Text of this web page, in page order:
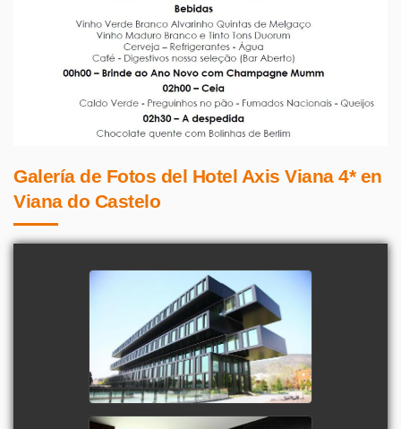
Galería de Fotos del Hotel Axis Viana 4* en
Viana do Castelo